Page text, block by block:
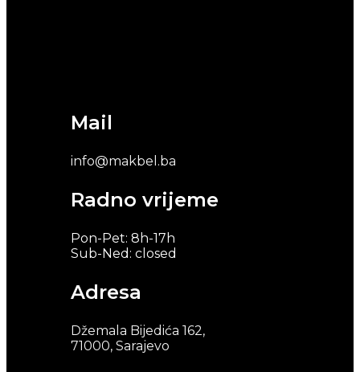
Mail
info@makbel.ba
Radno vrijeme
Pon-Pet: 8h-17h
Sub-Ned: closed
Adresa
Džemala Bijedića 162,
71000, Sarajevo